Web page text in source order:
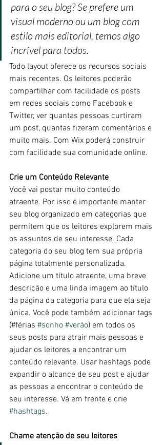
para o seu blog? Se prefere um
visual moderno ou um blog com
estilo mais editorial, temos algo
incrível para todos.
Todo layout oferece os recursos sociais
mais recentes. Os leitores poderão
compartilhar com facilidade os posts
em redes sociais como Facebook e
Twitter, ver quantas pessoas curtiram
um post, quantas fizeram comentários e
muito mais. Com Wix poderá construir
com facilidade sua comunidade online.
Crie um Conteúdo Relevante
Você vai postar muito conteúdo
atraente. Por isso é importante manter
seu blog organizado em categorias que
permitem que os leitores explorem mais
os assuntos de seu interesse. Cada
categoria do seu blog tem sua própria
página totalmente personalizada.
Adicione um título atraente, uma breve
descrição e uma linda imagem ao título
da página da categoria para que ela seja
única. Você pode também adicionar tags
(#férias #sonho #verão) em todos os
seus posts para atrair mais pessoas e
ajudar os leitores a encontrar um
conteúdo relevante. Usar hashtags pode
expandir o alcance de seu post e ajudar
as pessoas a encontrar o conteúdo de
seu interesse. Vá em frente e crie
#hashtags.
Chame atenção de seu leitores